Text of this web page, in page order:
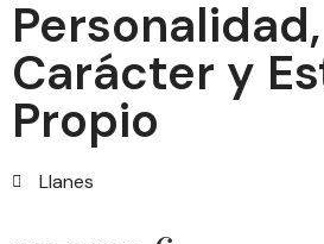
Personalidad,
Carácter y
Propio
Llanes